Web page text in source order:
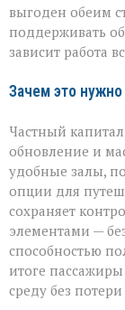
выгоден обеим
поддерживать
зависит работа
Зачем это
Частный
обновление и
удобные залы,
опции для
сохраняет
элементами —
способностью
итоге
среду без